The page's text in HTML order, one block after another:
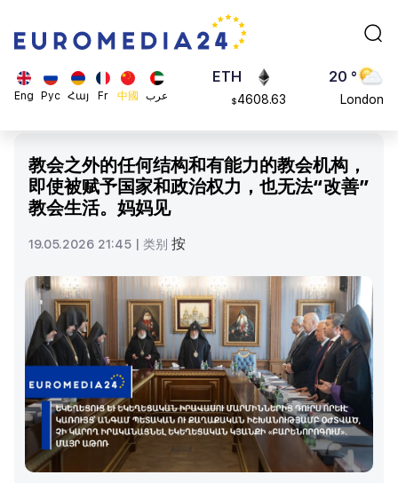
Eng Рус Հայ Fr 中國 عرب
ADA
0.868816
ETH
$4608.63
20 °
London
23 °
Brussels
Madrid
教会之外的任何结构和有能力的教会机构，
即使被赋予国家和政治权力，也无法“改善”
教会生活。妈妈见
19.05.2026 21:45 | 类别 按